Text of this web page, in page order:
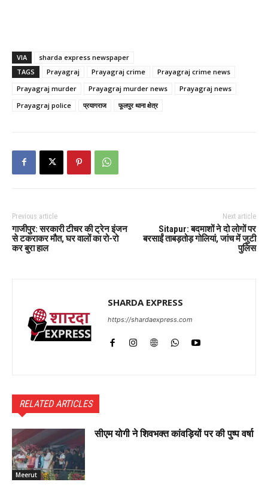
VIA
sharda express newspaper
TAGS
Prayagraj Prayagraj crime
Prayagraj crime news
Prayagraj murder
Prayagraj murder news
Prayagraj news
Prayagraj police
प्रयागराज फूलपुर थाना क्षेत्र
Previous article
गाजीपुर: सरकारी टीचर की ट्रेन इंजन
से टकराकर मौत, घर वालों का रो-रो
कर बुरा हाल
Next article
Sitapur: बदमाशों ने दो लोगों पर
बरसाईं ताबड़तोड़ गोलियां, जांच में जुटी
पुलिस
SHARDA EXPRESS
https://shardaexpress.com
RELATED ARTICLES
Meerut
सीएम योगी ने शिवभक्त कांवड़ियों पर की पुष्प वर्षा